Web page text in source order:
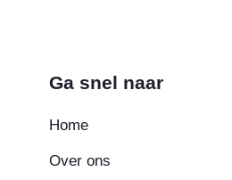
Ga snel naar
Home
Over ons